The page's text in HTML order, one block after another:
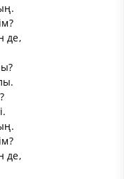
де,
де,